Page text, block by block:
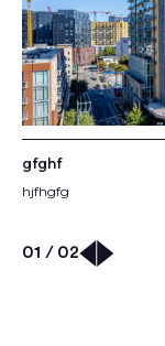
gfghf
hjfhgfg
01 / 02